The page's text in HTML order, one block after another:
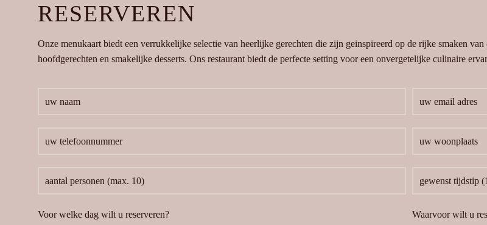
RESERVEREN
Onze menukaart biedt een verrukkelijke selectie van heerlijke gerechten die zijn geinspireerd op de rijke smaken
hoofdgerechten en smakelijke desserts. Ons restaurant biedt de perfecte setting voor een onvergetelijke culinaire
Voor welke dag wilt u reserveren? Waarvoor wilt u